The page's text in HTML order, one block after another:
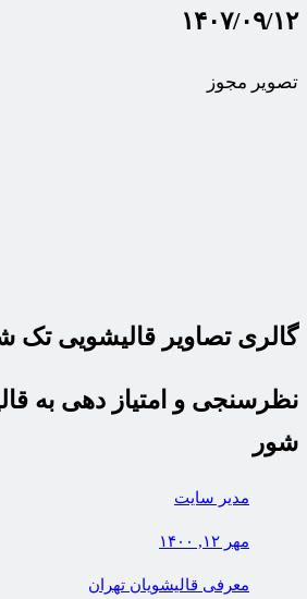
۱۴۰۷/۰۹/۱۲
تصویر مجوز
گالری تصاویر قالیشویی تک
نظرسنجی و امتیاز دهی به
شور
مدیر سایت
مهر ۱۲, ۱۴۰۰
معرفی قالیشویان تهران